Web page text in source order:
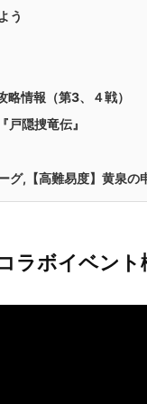
う
情報（第3、４戦）
隠捜竜伝』
,【高難易度】黄泉の
ラボイベント